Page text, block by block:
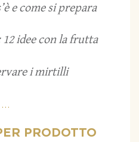
e come si prepara
idee con la frutta
i mirtilli
...
PRODOTTO